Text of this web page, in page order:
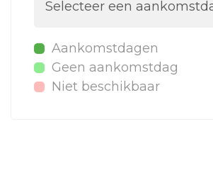
Selecteer een
Aankomstdagen
Geen aankomstdag
Niet beschikbaar